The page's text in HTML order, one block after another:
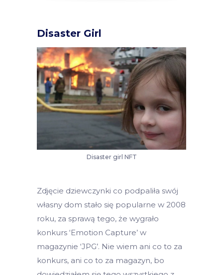
Disaster Girl
Disaster girl NFT
Zdjęcie dziewczynki co podpaliła swój
własny dom stało się popularne w 2008
roku, za sprawą tego, że wygrało
konkurs ‘Emotion Capture’ w
magazynie ‘JPG’. Nie wiem ani co to za
konkurs, ani co to za magazyn, bo